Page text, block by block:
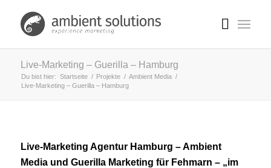
Live-Marketing – Guerilla – Hamburg
Du bist hier: Startseite / Projekte / Ambient Media /
Live-Marketing – Guerilla – Hamburg
Live-Marketing Agentur Hamburg – Ambient
Media und Guerilla Marketing für Fehmarn – „im